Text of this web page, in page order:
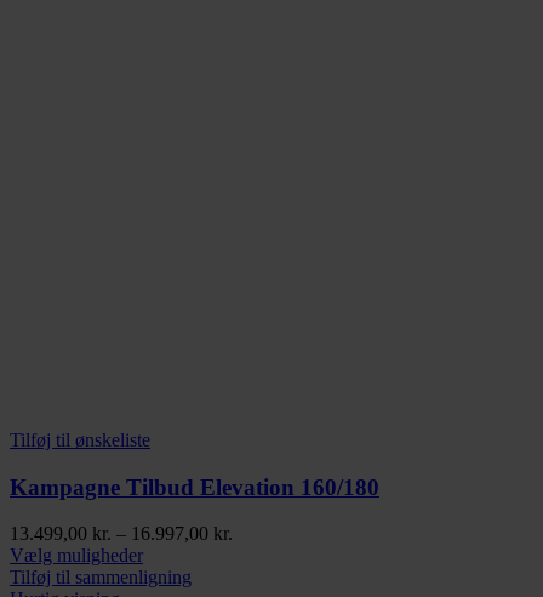
Tilføj til ønskeliste
Kampagne Tilbud Elevation 160/180
13.499,00 kr. – 16.997,00 kr.
Vælg mulighederDette
vare
Tilføj til sammenligning